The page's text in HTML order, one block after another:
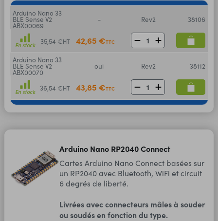
Arduino Nano 33
BLE Sense V2
ABX00069
- Rev2 38106
En stock 35,54 €HT 42,65 €TTC
Arduino Nano 33
BLE Sense V2
ABX00070
oui Rev2 38112
En stock 36,54 €HT 43,85 €TTC
Arduino Nano RP2040 Connect
Cartes Arduino Nano Connect basées sur
un RP2040 avec Bluetooth, WiFi et circuit
6 degrés de liberté.
Livrées avec connecteurs mâles à souder
ou soudés en fonction du type.